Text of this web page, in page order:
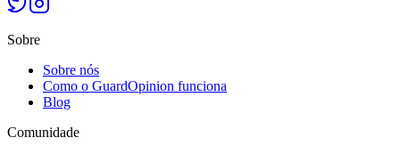
Sobre
Sobre nós
Como o GuardOpinion funciona
Blog
Comunidade